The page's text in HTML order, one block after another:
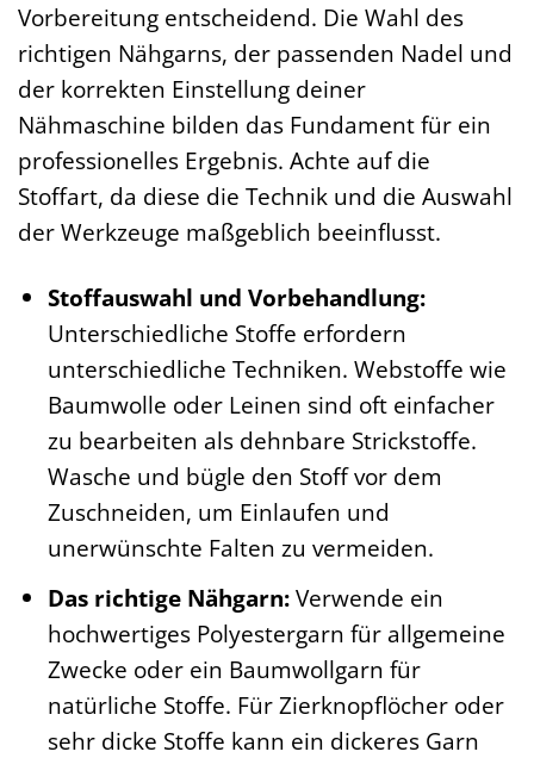
Vorbereitung entscheidend. Die Wahl des
richtigen Nähgarns, der passenden Nadel und
der korrekten Einstellung deiner
Nähmaschine bilden das Fundament für ein
professionelles Ergebnis. Achte auf die
Stoffart, da diese die Technik und die Auswahl
der Werkzeuge maßgeblich beeinflusst.
Stoffauswahl und Vorbehandlung:
Unterschiedliche Stoffe erfordern
unterschiedliche Techniken. Webstoffe wie
Baumwolle oder Leinen sind oft einfacher
zu bearbeiten als dehnbare Strickstoffe.
Wasche und bügle den Stoff vor dem
Zuschneiden, um Einlaufen und
unerwünschte Falten zu vermeiden.
Das richtige Nähgarn:Verwende ein
hochwertiges Polyestergarn für allgemeine
Zwecke oder ein Baumwollgarn für
natürliche Stoffe. Für Zierknopflöcher oder
sehr dicke Stoffe kann ein dickeres Garn